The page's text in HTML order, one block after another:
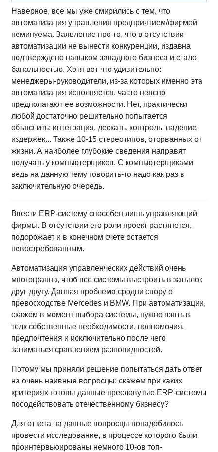
Наверное, все мы уже смирились с тем, что
автоматизация управления предприятием/фирмой
неминуема. Заявление про то, что в отсутствии
автоматизации не вынести конкуренции, издавна
подтверждено навыком западного бизнеса и стало
банальностью. Хотя вот что удивительно:
менеджеры-руководители, из-за которых именно эта
автоматизация исполняется, часто неясно
предполагают ее возможности. Нет, практически
любой достаточно решительно попытается
объяснить: интеграция, дескать, контроль, падение
издержек... Также 10-15 стереотипов, оторванных от
жизни. А наиболее глубокие сведения направят
получать у компьютерщиков. С компьютерщиками
ведь на данную тему говорить-то надо как раз в
заключительную очередь.
Ввести ERP-систему способен лишь управляющий
фирмы. В отсутствии его роли проект растянется,
подорожает и в конечном счете остается
невостребованным.
Автоматизация управленческих действий очень
многогранна, чтоб все системы выстроить в затылок
друг другу. Данная проблема сродни спору о
превосходстве Mercedes и BMW. При автоматизации,
скажем в момент выбора системы, нужно взять в
толк собственные необходимости, полномочия,
предпочтения и исключительно после чего
заниматься сравнением разновидностей.
Потому мы приняли решение попытаться дать ответ
на очень наивные вопросцы: скажем при каких
критериях готовы данные пресловутые ERP-системы
посодействовать отечественному бизнесу?
Для ответа на данные вопросцы понадобилось
провести исследование, в процессе которого были
проинтервьюированы немного 10-ов топ-